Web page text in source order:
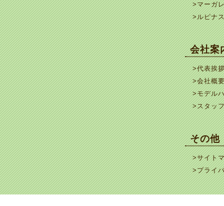
>マーガ
>ルピナ
会社案
>代表挨
>会社概
>モデル
>スタッ
その他
>サイト
>プライ